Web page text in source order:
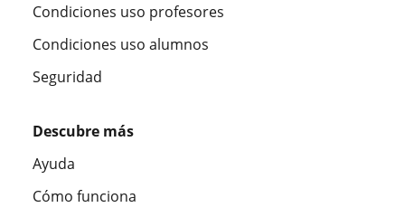
Condiciones uso profesores
Condiciones uso alumnos
Seguridad
Descubre más
Ayuda
Cómo funciona